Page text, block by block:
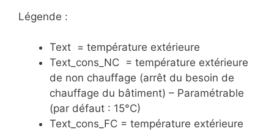
Légende :
Text = température extérieure
Text_cons_NC = température extérieure
de non chauffage (arrêt du besoin de
chauffage du bâtiment) – Paramétrable
(par défaut : 15°C)
Text_cons_FC = température extérieure